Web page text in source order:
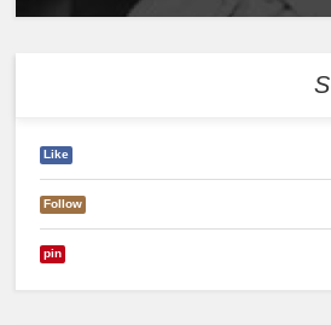
Like
Follow
pin